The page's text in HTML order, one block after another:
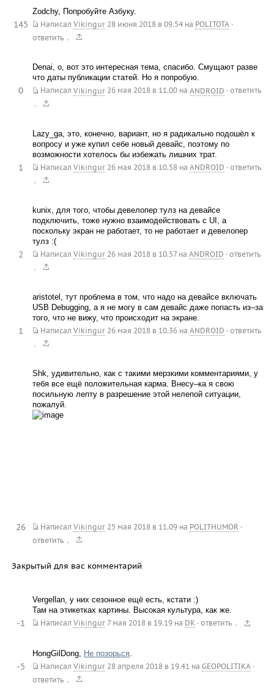
Zodchy, Попробуйте Азбуку.
Написал Vikingur 28 июня 2018 в 09.54на POLITOTA ·
ответить .
145
Denai, о, вот это интересная тема, спасибо. Смущают разве
что даты публикации статей. Но я попробую.
Написал Vikingur 26 мая 2018 в 11.00на ANDROID · ответить
.
0
Lazy_ga, это, конечно, вариант, но я радикально подошёл к
вопросу и уже купил себе новый девайс, поэтому по
возможности хотелось бы избежать лишних трат.
Написал Vikingur 26 мая 2018 в 10.58на ANDROID · ответить
.
1
kunix, для того, чтобы девелопер тулз на девайсе
подключить, тоже нужно взаимодействовать с UI, а
поскольку экран не работает, то не работает и девелопер
тулз :(
Написал Vikingur 26 мая 2018 в 10.57на ANDROID · ответить
.
2
aristotel, тут проблема в том, что надо на девайсе включать
USB Debugging, а я не могу в сам девайс даже попасть из–за
того, что не вижу, что происходит на экране.
Написал Vikingur 26 мая 2018 в 10.36на ANDROID · ответить
.
1
Shk, удивительно, как с такими мерзкими комментариями, у
тебя все ещё положительная карма. Внесу–ка я свою
посильную лепту в разрешение этой нелепой ситуации,
пожалуй.
Написал Vikingur 25 мая 2018 в 11.09на POLITHUMOR ·
ответить .
26
Закрытый для вас комментарий
Vergellan, у них сезонное ещё есть, кстати :)
Там на этикетках картины. Высокая культура, как же.
Написал Vikingur 7 мая 2018 в 19.19на DK · ответить .
-1
HongGilDong, Не позорься.
Написал Vikingur 28 апреля 2018 в 19.41 на GEOPOLITIKA ·
ответить .
-5